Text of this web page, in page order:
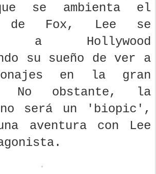
se ambienta el
de Fox, Lee se
a Hollywood
su sueño de ver a
en la gran
No obstante, la
será un 'biopic',
aventura con Lee